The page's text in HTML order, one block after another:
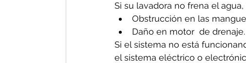
Si su lavadora no frena el
Obstrucción en las
Daño en motor  de drenaje.
Si el sistema no está
el sistema eléctrico o